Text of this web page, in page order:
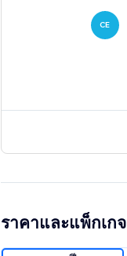
CE
ราคาและแพ็กเกจ